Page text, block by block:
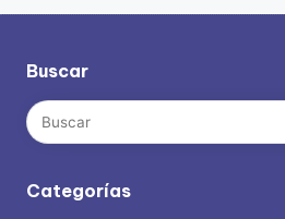
Buscar
Categorías